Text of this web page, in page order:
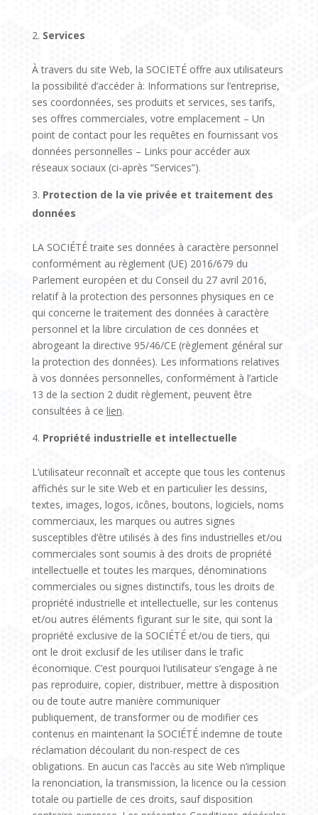
Services
À travers du site Web, la SOCIETÉ offre aux utilisateurs
la possibilité d’accéder à: Informations sur l’entreprise,
ses coordonnées, ses produits et services, ses tarifs,
ses offres commerciales, votre emplacement – Un
point de contact pour les requêtes en fournissant vos
données personnelles – Links pour accéder aux
réseaux sociaux (ci-après “Services”).
Protection de la vie privée et traitement des
données
LA SOCIÉTÉ traite ses données à caractère personnel
conformément au règlement (UE) 2016/679 du
Parlement européen et du Conseil du 27 avril 2016,
relatif à la protection des personnes physiques en ce
qui concerne le traitement des données à caractère
personnel et la libre circulation de ces données et
abrogeant la directive 95/46/CE (règlement général sur
la protection des données). Les informations relatives
à vos données personnelles, conformément à l’article
13 de la section 2 dudit règlement, peuvent être
consultées à ce lien.
Propriété industrielle et intellectuelle
L’utilisateur reconnaît et accepte que tous les contenus
affichés sur le site Web et en particulier les dessins,
textes, images, logos, icônes, boutons, logiciels, noms
commerciaux, les marques ou autres signes
susceptibles d’être utilisés à des fins industrielles et/ou
commerciales sont soumis à des droits de propriété
intellectuelle et toutes les marques, dénominations
commerciales ou signes distinctifs, tous les droits de
propriété industrielle et intellectuelle, sur les contenus
et/ou autres éléments figurant sur le site, qui sont la
propriété exclusive de la SOCIÉTÉ et/ou de tiers, qui
ont le droit exclusif de les utiliser dans le trafic
économique. C’est pourquoi l’utilisateur s’engage à ne
pas reproduire, copier, distribuer, mettre à disposition
ou de toute autre manière communiquer
publiquement, de transformer ou de modifier ces
contenus en maintenant la SOCIÉTÉ indemne de toute
réclamation découlant du non-respect de ces
obligations. En aucun cas l’accès au site Web n’implique
la renonciation, la transmission, la licence ou la cession
totale ou partielle de ces droits, sauf disposition